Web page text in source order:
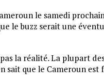
le samedi
le buzz serait une
la réalité. La plupart
sait que le Cameroun est